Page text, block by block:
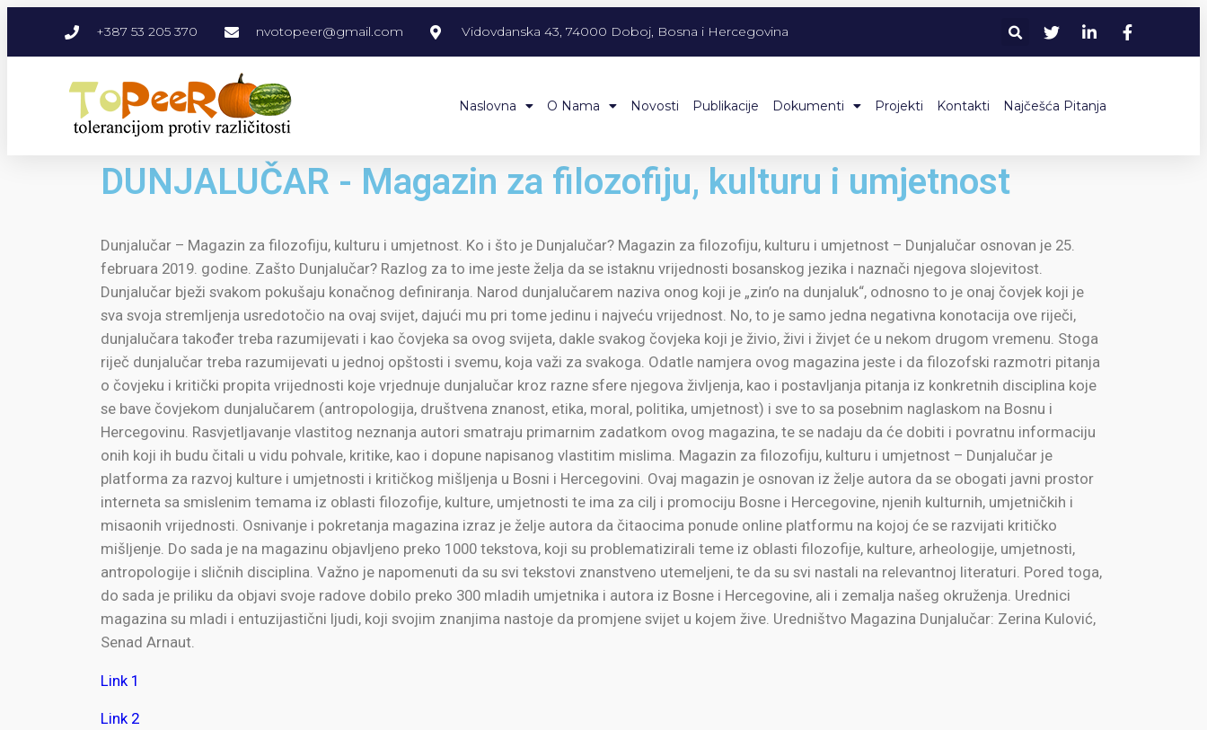
+387 53 205 370 nvotopeer@gmail.com Vidovdanska 43, 74000 Doboj, Bosna i Hercegovina
Naslovna O Nama Novosti Publikacije Dokumenti Projekti Kontakti Najčešća Pitanja
DUNJALUČAR - Magazin za filozofiju, kulturu i umjetnost
Dunjalučar – Magazin za filozofiju, kulturu i umjetnost. Ko i što je Dunjalučar? Magazin za filozofiju, kulturu i umjetnost – Dunjalučar osnovan je 25.
februara 2019. godine. Zašto Dunjalučar? Razlog za to ime jeste želja da se istaknu vrijednosti bosanskog jezika i naznači njegova slojevitost.
Dunjalučar bježi svakom pokušaju konačnog definiranja. Narod dunjalučarem naziva onog koji je „zin’o na dunjaluk“, odnosno to je onaj čovjek koji je
sva svoja stremljenja usredotočio na ovaj svijet, dajući mu pri tome jedinu i najveću vrijednost. No, to je samo jedna negativna konotacija ove riječi,
dunjalučara također treba razumijevati i kao čovjeka sa ovog svijeta, dakle svakog čovjeka koji je živio, živi i živjet će u nekom drugom vremenu. Stoga
riječ dunjalučar treba razumijevati u jednoj opštosti i svemu, koja važi za svakoga. Odatle namjera ovog magazina jeste i da filozofski razmotri pitanja
o čovjeku i kritički propita vrijednosti koje vrjednuje dunjalučar kroz razne sfere njegova življenja, kao i postavljanja pitanja iz konkretnih disciplina koje
se bave čovjekom dunjalučarem (antropologija, društvena znanost, etika, moral, politika, umjetnost) i sve to sa posebnim naglaskom na Bosnu i
Hercegovinu. Rasvjetljavanje vlastitog neznanja autori smatraju primarnim zadatkom ovog magazina, te se nadaju da će dobiti i povratnu informaciju
onih koji ih budu čitali u vidu pohvale, kritike, kao i dopune napisanog vlastitim mislima. Magazin za filozofiju, kulturu i umjetnost – Dunjalučar je
platforma za razvoj kulture i umjetnosti i kritičkog mišljenja u Bosni i Hercegovini. Ovaj magazin je osnovan iz želje autora da se obogati javni prostor
interneta sa smislenim temama iz oblasti filozofije, kulture, umjetnosti te ima za cilj i promociju Bosne i Hercegovine, njenih kulturnih, umjetničkih i
misaonih vrijednosti. Osnivanje i pokretanja magazina izraz je želje autora da čitaocima ponude online platformu na kojoj će se razvijati kritičko
mišljenje. Do sada je na magazinu objavljeno preko 1000 tekstova, koji su problematizirali teme iz oblasti filozofije, kulture, arheologije, umjetnosti,
antropologije i sličnih disciplina. Važno je napomenuti da su svi tekstovi znanstveno utemeljeni, te da su svi nastali na relevantnoj literaturi. Pored toga,
do sada je priliku da objavi svoje radove dobilo preko 300 mladih umjetnika i autora iz Bosne i Hercegovine, ali i zemalja našeg okruženja. Urednici
magazina su mladi i entuzijastični ljudi, koji svojim znanjima nastoje da promjene svijet u kojem žive. Uredništvo Magazina Dunjalučar: Zerina Kulović,
Senad Arnaut.
Link 1
Link 2